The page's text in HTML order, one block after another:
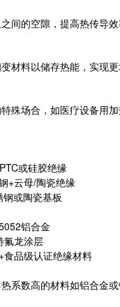
间的空隙，提高热传导效
材料以储存热能，实现更
殊场合，如医疗设备用加
或硅胶绝缘
+云母/陶瓷绝缘
或陶瓷基板
铝合金
氟龙涂层
品级认证绝缘材料
系数高的材料如铝合金